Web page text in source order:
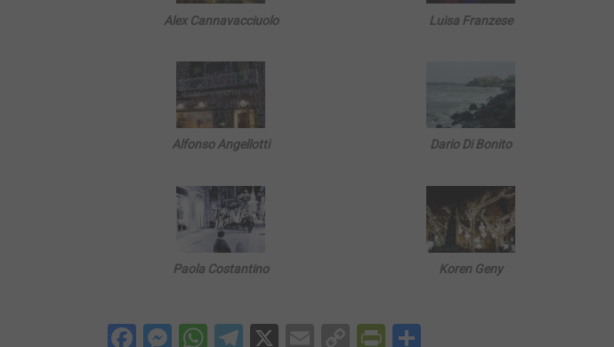
Alex Cannavacciuolo Luisa Franzese
Alfonso Angellotti Dario Di Bonito
Paola Costantino Koren Geny
Facebook
Messenger
WhatsApp
Telegram
X EmailCopyPrintFriendly